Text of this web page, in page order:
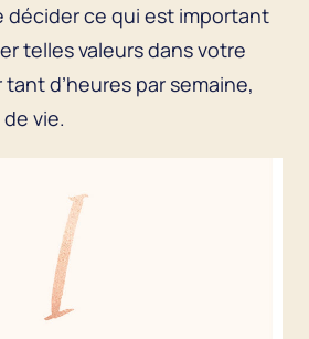
décider ce qui est important
telles valeurs dans votre
d’heures par semaine,
vie.